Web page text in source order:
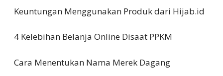
Keuntungan Menggunakan Produk dari Hijab.id
4 Kelebihan Belanja Online Disaat PPKM
Cara Menentukan Nama Merek Dagang